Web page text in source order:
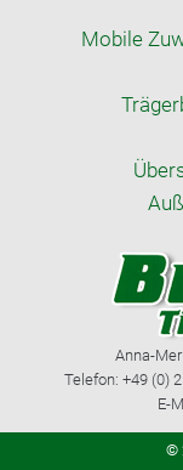
Mobile
Anna-
Telefon: +49 (0)
E-
©